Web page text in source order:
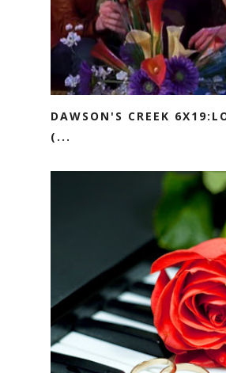
DAWSON'S CREEK
(...